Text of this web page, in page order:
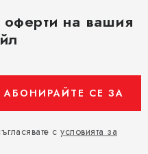
на вашия
с условията за
АБОНИРАЙТЕ СЕ ЗА